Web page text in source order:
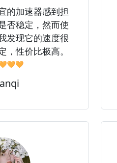
的加速器感到担
否稳定，然而使
发现它的速度很
，性价比极高。